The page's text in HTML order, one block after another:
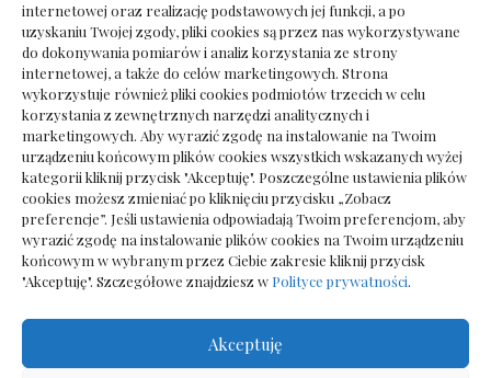
internetowej oraz realizację podstawowych jej funkcji, a po
uzyskaniu Twojej zgody, pliki cookies są przez nas wykorzystywane
do dokonywania pomiarów i analiz korzystania ze strony
internetowej, a także do celów marketingowych. Strona
wykorzystuje również pliki cookies podmiotów trzecich w celu
korzystania z zewnętrznych narzędzi analitycznych i
marketingowych. Aby wyrazić zgodę na instalowanie na Twoim
urządzeniu końcowym plików cookies wszystkich wskazanych wyżej
kategorii kliknij przycisk "Akceptuję". Poszczególne ustawienia plików
cookies możesz zmieniać po kliknięciu przycisku „Zobacz
preferencje”. Jeśli ustawienia odpowiadają Twoim preferencjom, aby
wyrazić zgodę na instalowanie plików cookies na Twoim urządzeniu
końcowym w wybranym przez Ciebie zakresie kliknij przycisk
"Akceptuję". Szczegółowe znajdziesz w Polityce prywatności.
Akceptuję
Deska podłogowa do salonu: jak wybrać bez
pośpiechu